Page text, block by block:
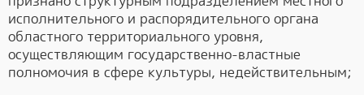
исполнительного и распорядительного органа
областного территориального уровня,
осуществляющим государственно-властные
полномочия в сфере культуры, недействительным;